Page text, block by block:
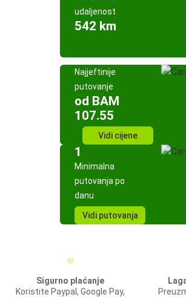
udaljenost
542 km
Najjeftinije
putovanje
od BAM
107.55
Vidi cijene
1
Minimalna
putovanja po
danu
Vidi putovanja
Sigurno plaćanje
Koristite Paypal, Google Pay,